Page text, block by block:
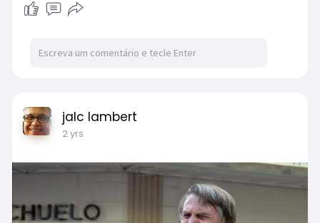
jalc lambert
2 yrs